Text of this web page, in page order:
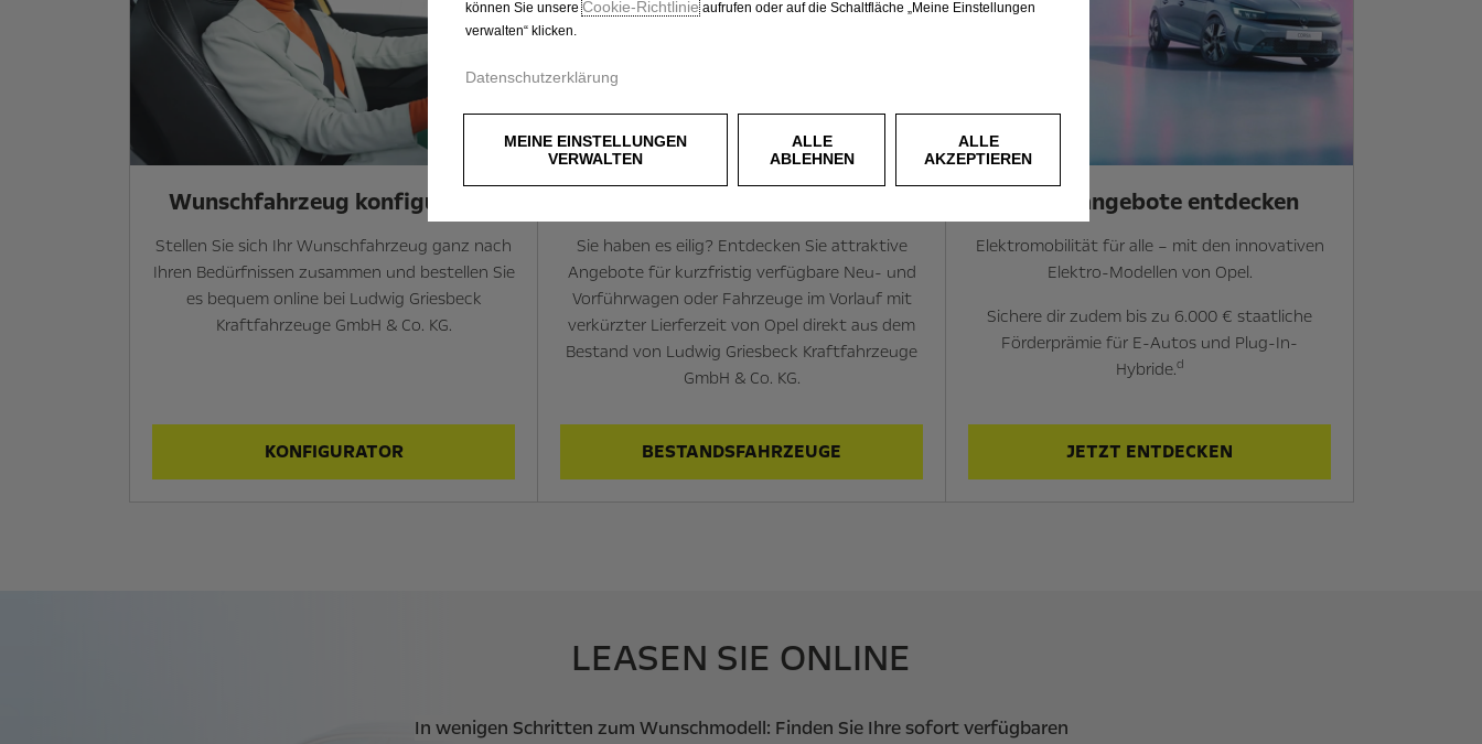
Wunsch­fahrzeug konfigurieren
Stellen Sie sich Ihr Wunschfahrzeug ganz nach
Ihren Bedürfnissen zusammen und bestellen Sie
es bequem online bei Ludwig Griesbeck
Kraftfahrzeuge GmbH & Co. KG.
KONFIGURATOR
Sie haben es eilig? Entdecken Sie attraktive
Angebote für kurzfristig verfügbare Neu- und
Vorführwagen oder Fahrzeuge im Vorlauf mit
verkürzter Lierferzeit von Opel direkt aus dem
Bestand von Ludwig Griesbeck Kraftfahrzeuge
GmbH & Co. KG.
BESTANDSFAHRZEUGE
Elektroangebote entdecken
Elektromobilität für alle – mit den innovativen
Elektro-Modellen von Opel.
Sichere dir zudem bis zu 6.000 € staatliche
Förderprämie für E-Autos und Plug-In-
Hybride.d
JETZT ENTDECKEN
LEASEN SIE ONLINE
In wenigen Schritten zum Wunschmodell: Finden Sie Ihre sofort verfügbaren
können Sie unsereCookie‑Richtlinieaufrufen oder auf die Schaltfläche „Meine Einstellungen
verwalten“ klicken.
Datenschutzerklärung
MEINE EINSTELLUNGEN
VERWALTEN
ALLE
AKZEPTIEREN
ALLE
ABLEHNEN